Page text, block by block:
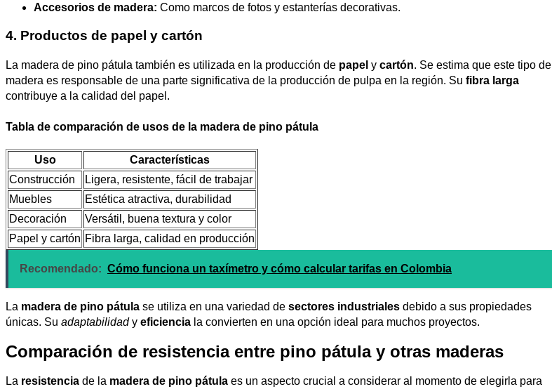
Accesorios de madera: Como marcos de fotos y estanterías decorativas.
4. Productos de papel y cartón
La madera de pino pátula también es utilizada en la producción de papel y cartón. Se estima que este tipo de
madera es responsable de una parte significativa de la producción de pulpa en la región. Su fibra larga
contribuye a la calidad del papel.
Tabla de comparación de usos de la madera de pino pátula
Uso
Características
Construcción
Ligera, resistente, fácil de trabajar
Muebles
Estética atractiva, durabilidad
Decoración
Versátil, buena textura y color
Papel y cartón Fibra larga, calidad en producción
Recomendado: Cómo funciona un taxímetro y cómo calcular tarifas en Colombia
La madera de pino pátula se utiliza en una variedad de sectores industriales debido a sus propiedades
únicas. Su adaptabilidady eficiencia la convierten en una opción ideal para muchos proyectos.
Comparación de resistencia entre pino pátula y otras maderas
La resistencia de la madera de pino pátula es un aspecto crucial a considerar al momento de elegirla para